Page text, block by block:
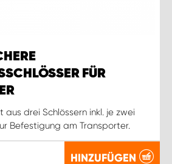
FÜR
drei Schlössern inkl. je zwei
Befestigung am Transporter.
HINZUFÜGEN